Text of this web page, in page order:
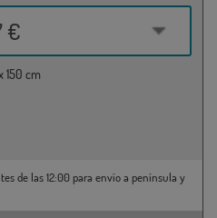
€
150 cm
de las 12:00 para envío a península y